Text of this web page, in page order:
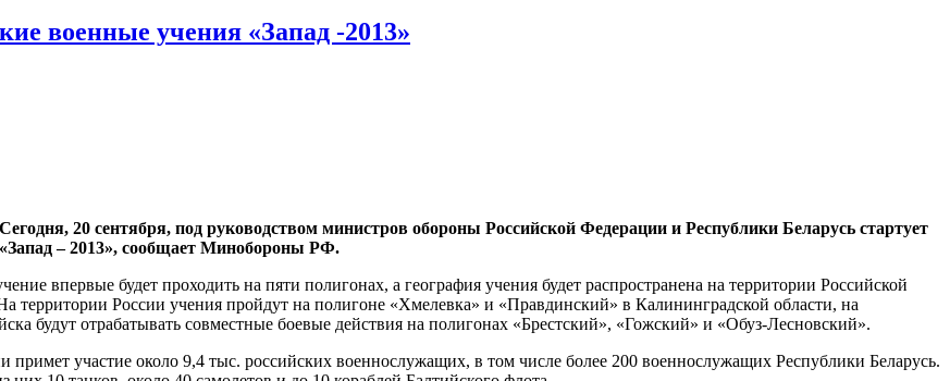
военные учения «Запад -2013»
20 сентября, под руководством министров обороны Российской Федерации и Республики Беларусь стартует
«Запад – 2013», сообщает Минобороны РФ.
впервые будет проходить на пяти полигонах, а география учения будет распространена на территории Российской
территории России учения пройдут на полигоне «Хмелевка» и «Правдинский» в Калининградской области, на
будут отрабатывать совместные боевые действия на полигонах «Брестский», «Гожский» и «Обуз-Лесновский».
примет участие около 9,4 тыс. российских военнослужащих, в том числе более 200 военнослужащих Республики Беларусь.